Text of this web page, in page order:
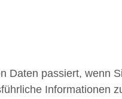
Daten passiert, wenn
Informationen